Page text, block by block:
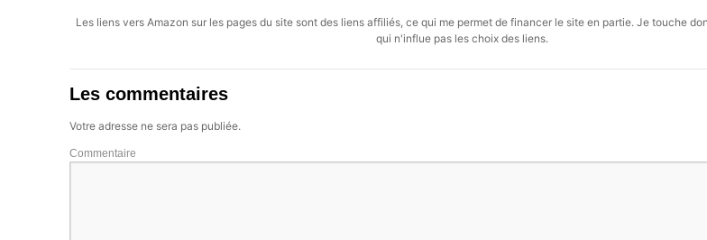
Les liens vers Amazon sur les pages du site sont des liens affiliés, ce qui me permet de financer le site en partie. Je touche
qui n'influe pas les choix des liens.
Les commentaires
Votre adresse ne sera pas publiée.
Commentaire